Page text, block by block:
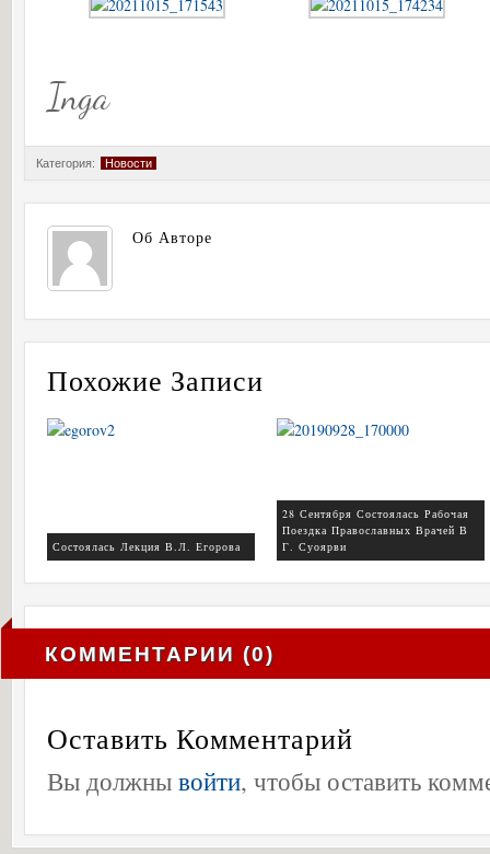
Inga
Категория: Новости
Об Авторе
Похожие Записи
Состоялась Лекция В.Л. Егорова
28 Сентября Состоялась Рабочая
Поездка Православных Врачей В
Г. Суоярви
КОММЕНТАРИИ (0)
Оставить Комментарий
Вы должны войти, чтобы оставить